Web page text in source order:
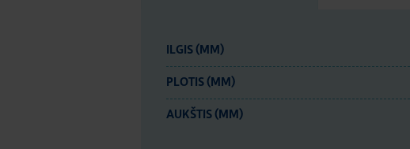
ILGIS (MM)
PLOTIS (MM)
AUKŠTIS (MM)